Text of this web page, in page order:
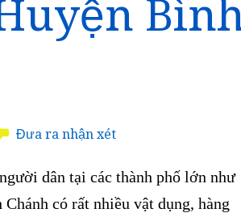
Đưa ra nhận xét
dân tại các thành phố lớn như
có rất nhiều vật dụng, hàng